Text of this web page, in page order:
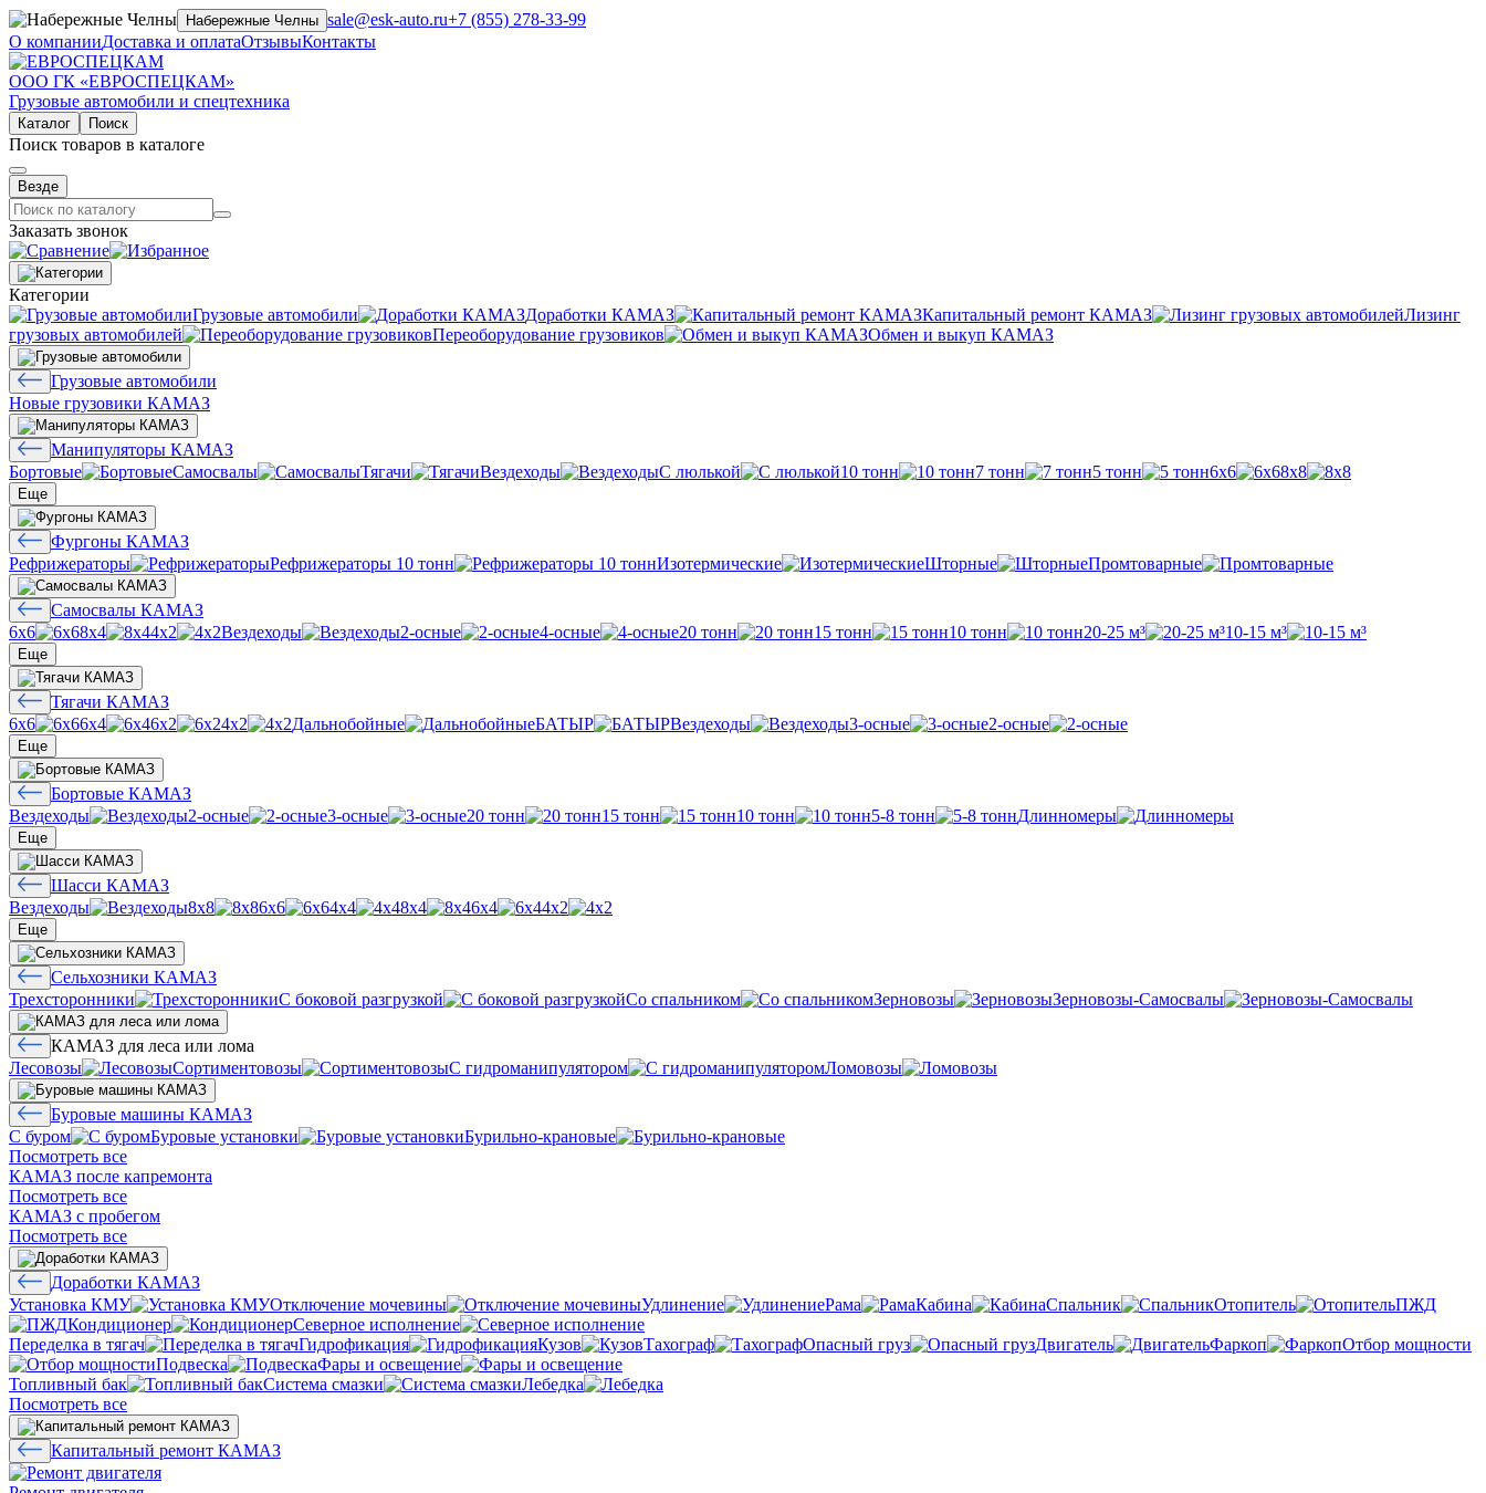
Набережные Челны sale@esk-auto.ru+7 (855) 278-33-99
О компанииДоставка и оплатаОтзывыКонтакты
ООО ГК «ЕВРОСПЕЦКАМ»
Грузовые автомобили и спецтехника
Каталог Поиск
Поиск товаров в каталоге
Везде
Заказать звонок
Категории
Грузовые автомобили
Доработки КАМАЗ Капитальный ремонт КАМАЗ
Лизинг
грузовых автомобилей
Переоборудование грузовиков Обмен и выкуп КАМАЗ
Грузовые автомобили
Новые грузовики КАМАЗ
Манипуляторы КАМАЗ
Бортовые
Самосвалы Тягачи Вездеходы С люлькой 10 тонн 7 тонн 5 тонн 6х6 8х8
Еще
Фургоны КАМАЗ
Рефрижераторы
Рефрижераторы 10 тонн Изотермические Шторные Промтоварные
Самосвалы КАМАЗ
6х6
8х4 4х2 Вездеходы 2-осные 4-осные 20 тонн 15 тонн 10 тонн 20-25 м³ 10-15 м³
Еще
Тягачи КАМАЗ
6х6
6х4 6х2 4х2 Дальнобойные БАТЫР Вездеходы 3-осные 2-осные
Еще
Бортовые КАМАЗ
Вездеходы
2-осные 3-осные 20 тонн 15 тонн 10 тонн 5-8 тонн Длинномеры
Еще
Шасси КАМАЗ
Вездеходы
8х8 6х6 4х4 8х4 6х4 4х2
Еще
Сельхозники КАМАЗ
Трехсторонники
С боковой разгрузкой Со спальником Зерновозы Зерновозы-Самосвалы
КАМАЗ для леса или лома
Лесовозы
Сортиментовозы С гидроманипулятором Ломовозы
Буровые машины КАМАЗ
С буром
Буровые установки
Бурильно-крановые
Посмотреть все
КАМАЗ после капремонта
Посмотреть все
КАМАЗ с пробегом
Посмотреть все
Доработки КАМАЗ
Установка КМУ
Отключение мочевины Удлинение Рама Кабина Спальник Отопитель
ПЖД
Кондиционер
Северное исполнение
Переделка в тягач
Гидрофикация Кузов Тахограф Опасный груз Двигатель Фаркоп
Отбор мощности
Подвеска
Фары и освещение
Топливный бак
Система смазки
Лебедка
Посмотреть все
Капитальный ремонт КАМАЗ